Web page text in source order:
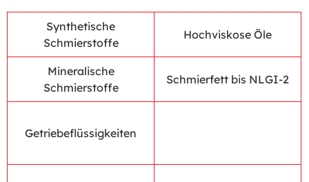
Synthetische
Schmierstoffe
Hochviskose Öle
Mineralische
Schmierstoffe
Schmierfett bis NLGI-2
Getriebeflüssigkeiten